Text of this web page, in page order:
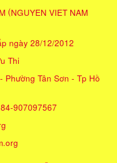
(NGUYEN VIET NAM
ngày 28/12/2012
Thi
Phường Tân Sơn - Tp Hồ
907097567